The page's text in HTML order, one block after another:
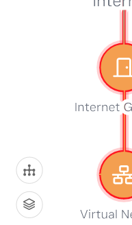
Cloud Data Security
From exposed VMs to